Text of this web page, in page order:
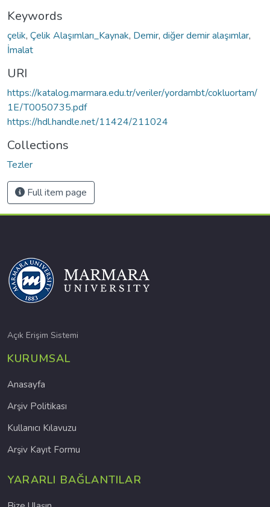
Keywords
çelik, Çelik Alaşımları_Kaynak, Demir, diğer demir alaşımlar,
İmalat
URI
https://katalog.marmara.edu.tr/veriler/yordambt/cokluortam/
1E/T0050735.pdf
https://hdl.handle.net/11424/211024
Collections
Tezler
Full item page
Açık Erişim Sistemi
KURUMSAL
Anasayfa
Arşiv Politikası
Kullanıcı Kılavuzu
Arşiv Kayıt Formu
YARARLI BAĞLANTILAR